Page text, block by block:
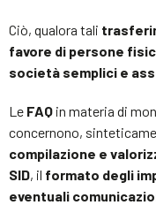
Ciò, qualora tali
favore di persone
società semplici e
Le FAQ in materia di
concernono,
compilazione e
SID, il formato degli
eventuali